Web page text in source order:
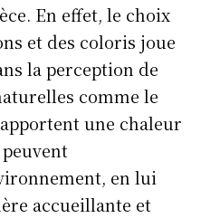
En effet, le choix
et des coloris joue
la perception de
comme le
une chaleur
en lui
accueillante et